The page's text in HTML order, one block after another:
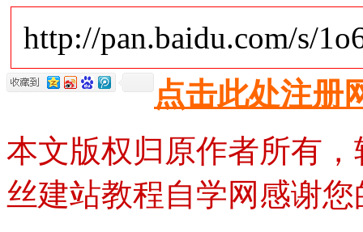
http://pan.baidu.com/s/
点击此处注册
本文版权归原作者所有
丝建站教程自学网感谢